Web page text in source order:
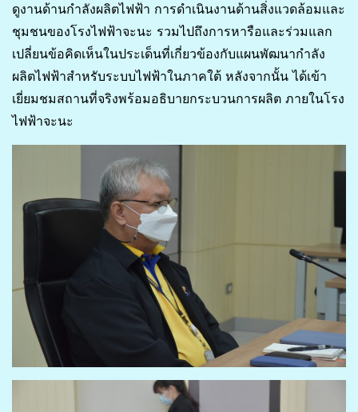
ดูงานด้านกำลังผลิตไฟฟ้า การดำเนินงานด้านสิ่งแวดล้อมและ
ชุมชนของโรงไฟฟ้าจะนะ รวมไปถึงการหารือและร่วมแลก
เปลี่ยนข้อคิดเห็นในประเด็นที่เกี่ยวข้องกับแผนพัฒนากำลัง
ผลิตไฟฟ้าสำหรับระบบไฟฟ้าในภาคใต้ หลังจากนั้น ได้เข้า
เยี่ยมชมสถานที่จริงพร้อมอธิบายกระบวนการผลิต ภายในโรง
ไฟฟ้าจะนะ